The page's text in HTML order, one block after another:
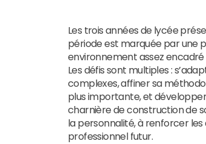
Les trois années de lycée
période est marquée par une
environnement assez
Les défis sont multiples :
complexes, affiner sa
plus importante, et
charnière de construction de
la personnalité, à renforcer
professionnel futur.